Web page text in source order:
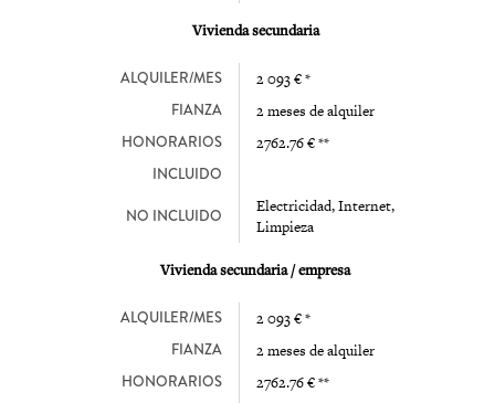
Vivienda secundaria
ALQUILER/MES 2 093 € *
FIANZA 2 meses de alquiler
HONORARIOS 2762.76 € **
INCLUIDO
NO INCLUIDO
Electricidad, Internet,
Limpieza
Vivienda secundaria / empresa
ALQUILER/MES 2 093 € *
FIANZA 2 meses de alquiler
HONORARIOS 2762.76 € **